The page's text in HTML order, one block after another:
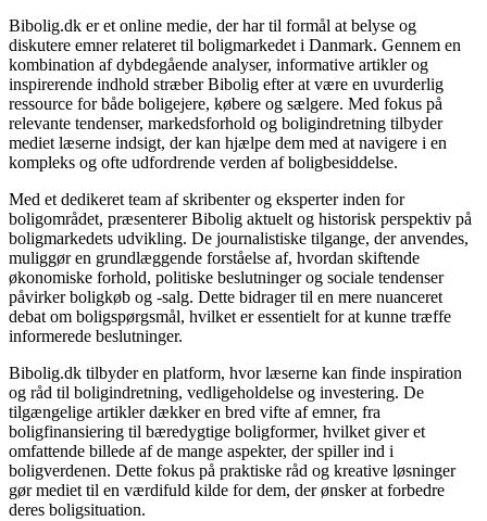
Bibolig.dk er et online medie, der har til formål at belyse og
diskutere emner relateret til boligmarkedet i Danmark. Gennem en
kombination af dybdegående analyser, informative artikler og
inspirerende indhold stræber Bibolig efter at være en uvurderlig
ressource for både boligejere, købere og sælgere. Med fokus på
relevante tendenser, markedsforhold og boligindretning tilbyder
mediet læserne indsigt, der kan hjælpe dem med at navigere i en
kompleks og ofte udfordrende verden af boligbesiddelse.
Med et dedikeret team af skribenter og eksperter inden for
boligområdet, præsenterer Bibolig aktuelt og historisk perspektiv på
boligmarkedets udvikling. De journalistiske tilgange, der anvendes,
muliggør en grundlæggende forståelse af, hvordan skiftende
økonomiske forhold, politiske beslutninger og sociale tendenser
påvirker boligkøb og -salg. Dette bidrager til en mere nuanceret
debat om boligspørgsmål, hvilket er essentielt for at kunne træffe
informerede beslutninger.
Bibolig.dk tilbyder en platform, hvor læserne kan finde inspiration
og råd til boligindretning, vedligeholdelse og investering. De
tilgængelige artikler dækker en bred vifte af emner, fra
boligfinansiering til bæredygtige boligformer, hvilket giver et
omfattende billede af de mange aspekter, der spiller ind i
boligverdenen. Dette fokus på praktiske råd og kreative løsninger
gør mediet til en værdifuld kilde for dem, der ønsker at forbedre
deres boligsituation.